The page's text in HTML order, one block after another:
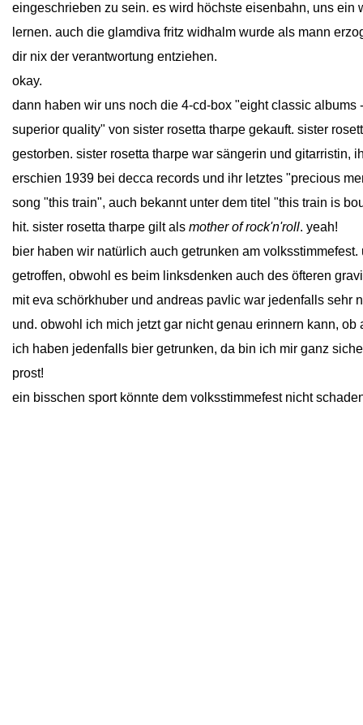
eingeschrieben zu sein. es wird höchste eisenbahn, uns ein
lernen. auch die glamdiva fritz widhalm wurde als mann
dir nix der verantwortung entziehen.
okay.
dann haben wir uns noch die 4-cd-box "eight classic
superior quality" von sister rosetta tharpe gekauft. sister
gestorben. sister rosetta tharpe war sängerin und gitarristin,
erschien 1939 bei decca records und ihr letztes "precious
song "this train", auch bekannt unter dem titel "this train is
hit. sister rosetta tharpe gilt als mother of rock'n'roll. yeah!
bier haben wir natürlich auch getrunken am
getroffen, obwohl es beim linksdenken auch des öfteren
mit eva schörkhuber und andreas pavlic war jedenfalls sehr
und. obwohl ich mich jetzt gar nicht genau erinnern kann,
ich haben jedenfalls bier getrunken, da bin ich mir ganz
prost!
ein bisschen sport könnte dem volksstimmefest nicht